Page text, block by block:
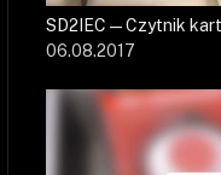
SD2IEC — Czytnik
06.08.2017